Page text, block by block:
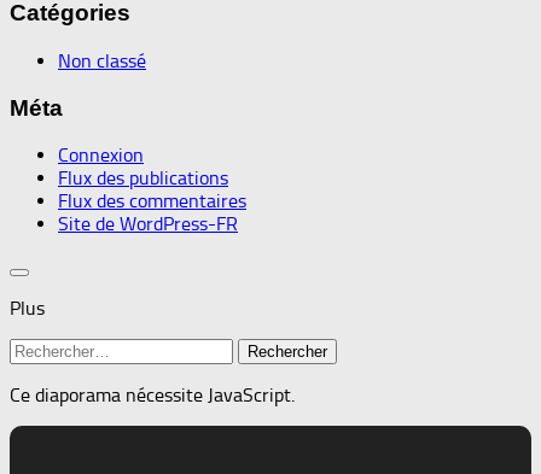
Catégories
Non classé
Méta
Connexion
Flux des publications
Flux des commentaires
Site de WordPress-FR
Plus
Rechercher :
Ce diaporama nécessite JavaScript.